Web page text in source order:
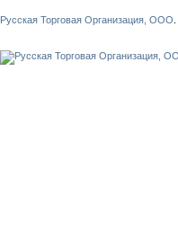
Русская Торговая Организация, ООО